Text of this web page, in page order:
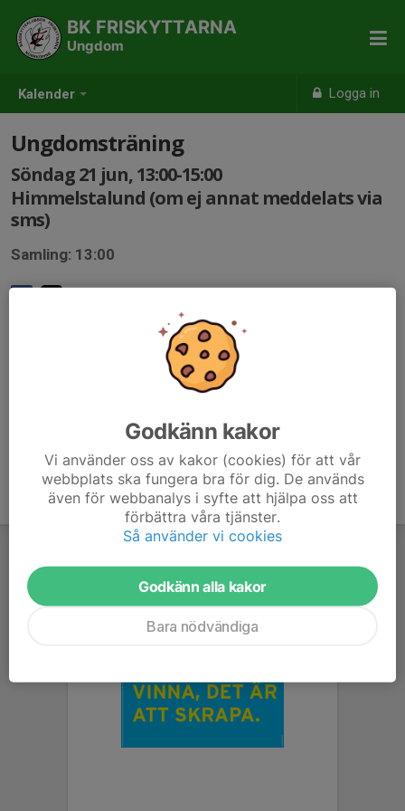
Kalender Logga in
BK FRISKYTTARNA
Ungdom
Ungdomsträning
Söndag 21 jun, 13:00-15:00
Himmelstalund (om ej annat meddelats via
sms)
Samling: 13:00
Godkänn kakor
Vi använder oss av kakor (cookies) för att vår
webbplats ska fungera bra för dig. De används
även för webbanalys i syfte att hjälpa oss att
förbättra våra tjänster.
Så använder vi cookies
Godkänn alla kakor
Bara nödvändiga